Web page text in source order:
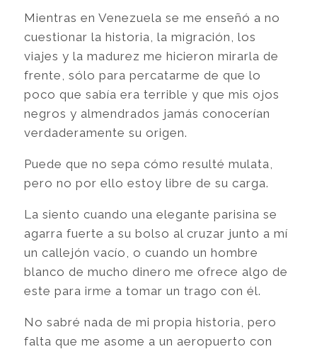
Mientras en Venezuela se me enseñó a no
cuestionar la historia, la migración, los
viajes y la madurez me hicieron mirarla de
frente, sólo para percatarme de que lo
poco que sabía era terrible y que mis ojos
negros y almendrados jamás conocerían
verdaderamente su origen.
Puede que no sepa cómo resulté mulata,
pero no por ello estoy libre de su carga.
La siento cuando una elegante parisina se
agarra fuerte a su bolso al cruzar junto a mí
un callejón vacío, o cuando un hombre
blanco de mucho dinero me ofrece algo de
este para irme a tomar un trago con él.
No sabré nada de mi propia historia, pero
falta que me asome a un aeropuerto con